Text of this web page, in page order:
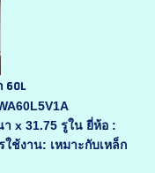
60L
x 31.75 รูใน ยี่ห้อ :
ช้งาน: เหมาะกับเหล็ก